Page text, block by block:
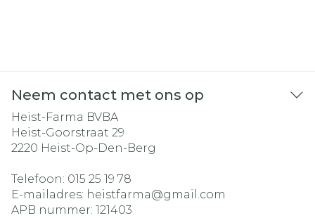
Neem contact met ons op
Heist-Farma BVBA
Heist-Goorstraat 29
2220 Heist-Op-Den-Berg
Telefoon: 015 25 19 78
E-mailadres: heistfarma@gmail.com
APB nummer: 121403